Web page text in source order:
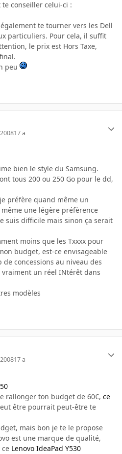
te conseiller celui-ci :
te tourner vers les Dell
particuliers. Pour cela, il suffit
le prix est Hors Taxe,
peu
17 a
bien le style du Samsung.
tous 200 ou 250 Go pour le dd,
préfère quand même un
une légère préfèrence
suis difficile mais sinon ça serait
moins que les Txxxx pour
budget, est-ce envisageable
concessions au niveau des
vraiment un réel INtérêt dans
modèles
17 a
rallonger ton budget de 60€, ce
être pourrait peut-être te
mais bon je te le propose
est une marque de qualité,
ce Lenovo IdeaPad Y530